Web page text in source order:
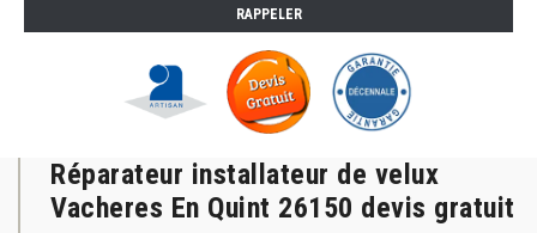
Réparateur installateur de velux
Vacheres En Quint 26150 devis gratuit